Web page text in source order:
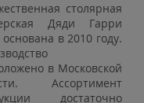
столярная
Дяди Гарри
в 2010 году.
в Московской
Ассортимент
достаточно